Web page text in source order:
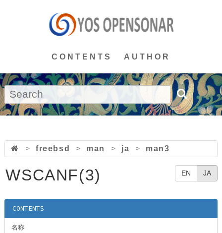
CONTENTS AUTHOR
> freebsd > man > ja > man3
EN JA
WSCANF(3)
CONTENTS
名称